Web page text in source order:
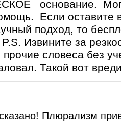
основание. Могу
Если оставите
подход, то
Извините за
словеса без
Такой вот
Плюрализм